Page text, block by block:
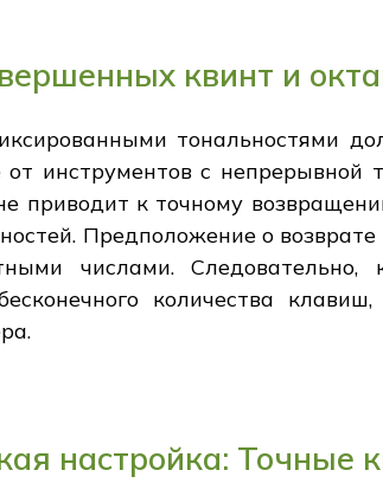
квинт и
тональностями
от инструментов с
приводит к точному
Предположение о
числами.
количества
настройка: Точные